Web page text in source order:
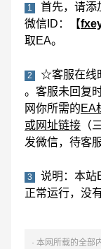
1
首先，请添
微信ID：【
取EA。
2
☆客服在线
。客服未回复
网你所需的EA
或网址链接 （
发微信，待客
3
说明：本站
正常运行，没
· 本网所载的全部